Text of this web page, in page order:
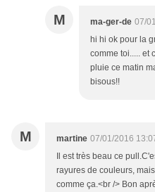
M ma-ger-de 07/
hi hi ok pour la
comme toi..... et
pluie ce matin
bisous!!
M martine 07/01/2016
Il est très beau ce
rayures de couleurs,
comme ça.<br /> Bon